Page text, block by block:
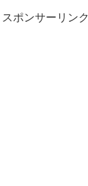
スポンサーリンク